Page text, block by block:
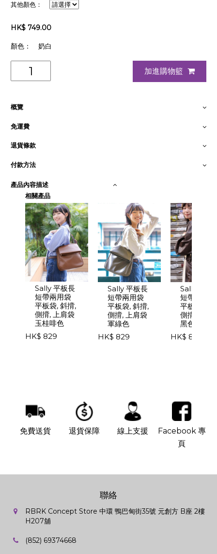
其他顏色：
HK$ 749.00
顏色： 奶白
加進購物籃
概覽
免運費
退貨條款
付款方法
產品內容描述
相關產品
Sally 平板長
短帶兩用袋
平板袋, 斜揹,
側揹, 上肩袋
玉桂啡色
HK$ 829
Sally 平板長
短帶兩用袋
平板袋, 斜揹,
側揹, 上肩袋
軍綠色
HK$ 829
Sally 平板
短帶兩用袋
平板袋, 斜
側揹, 上肩
黑色
HK$ 829
免費送貨 退貨保障 線上支援
Facebook 專
頁
聯絡
RBRK Concept Store 中環 鴨巴甸街35號 元創方 B座 2樓
H207舖
(852) 69374668